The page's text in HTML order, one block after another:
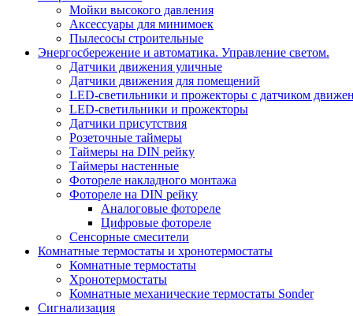
Мойки высокого давления
Аксессуары для минимоек
Пылесосы строительные
Энергосбережение и автоматика. Управление светом.
Датчики движения уличные
Датчики движения для помещений
LED-светильники и прожекторы с датчиком
LED-светильники и прожекторы
Датчики присутствия
Розеточные таймеры
Таймеры на DIN рейку
Таймеры настенные
Фотореле накладного монтажа
Фотореле на DIN рейку
Аналоговые фотореле
Цифровые фотореле
Сенсорные смесители
Комнатные термостаты и хронотермостаты
Комнатные термостаты
Хронотермостаты
Комнатные механические термостаты Sonder
Сигнализация